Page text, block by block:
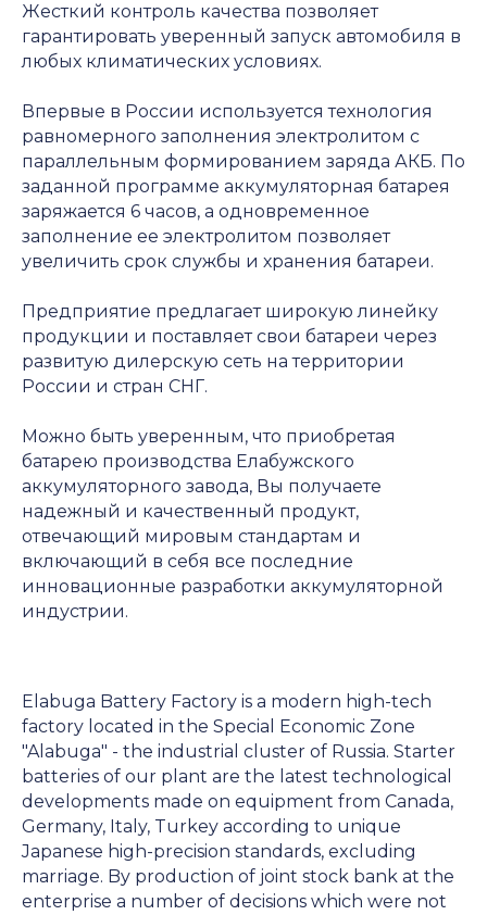
Жесткий контроль качества позволяет
гарантировать уверенный запуск автомобиля в
любых климатических условиях.
Впервые в России используется технология
равномерного заполнения электролитом с
параллельным формированием заряда АКБ. По
заданной программе аккумуляторная батарея
заряжается 6 часов, а одновременное
заполнение ее электролитом позволяет
увеличить срок службы и хранения батареи.
Предприятие предлагает широкую линейку
продукции и поставляет свои батареи через
развитую дилерскую сеть на территории
России и стран СНГ.
Можно быть уверенным, что приобретая
батарею производства Елабужского
аккумуляторного завода, Вы получаете
надежный и качественный продукт,
отвечающий мировым стандартам и
включающий в себя все последние
инновационные разработки аккумуляторной
индустрии.
Elabuga Battery Factory is a modern high-tech
factory located in the Special Economic Zone
"Alabuga" - the industrial cluster of Russia. Starter
batteries of our plant are the latest technological
developments made on equipment from Canada,
Germany, Italy, Turkey according to unique
Japanese high-precision standards, excluding
marriage. By production of joint stock bank at the
enterprise a number of decisions which were not